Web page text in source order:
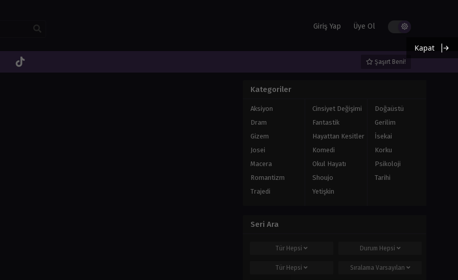
Giriş Yap Üye Ol
Şaşırt Beni!
Kategoriler
Aksiyon Cinsiyet Değişimi
Doğaüstü
Dram
Fantastik
Gerilim
Gizem
Hayattan Kesitler
İsekai
Josei
Komedi
Korku
Macera
Okul Hayatı
Psikoloji
Romantizm
Shoujo
Tarihi
Trajedi
Yetişkin
Seri Ara
Tür Hepsi Durum Hepsi
Tür Hepsi Sıralama Varsayılan
Kapat